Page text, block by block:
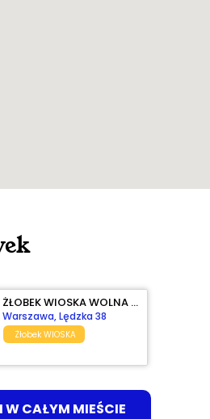
ŻŁOBEK WIOSKA WOLNA WOLA
Warszawa, Lędzka 38
Żłobek WIOSKA
W CAŁYM MIEŚCIE